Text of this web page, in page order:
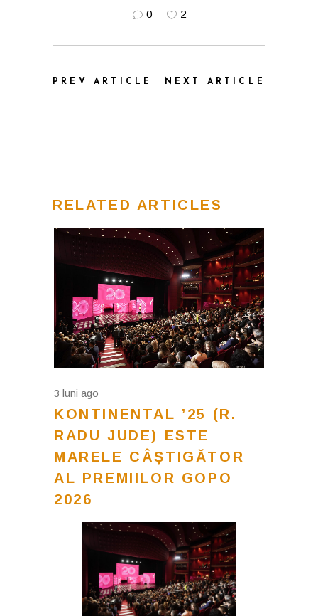
0 2
PREV ARTICLE NEXT ARTICLE
RELATED ARTICLES
3 luni ago
KONTINENTAL ’25 (R.
RADU JUDE) ESTE
MARELE CÂȘTIGĂTOR
AL PREMIILOR GOPO
2026